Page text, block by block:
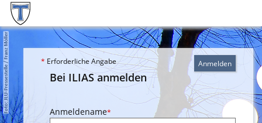
Anmelden
* Erforderliche Angabe
Bei ILIAS anmelden
Anmeldename*